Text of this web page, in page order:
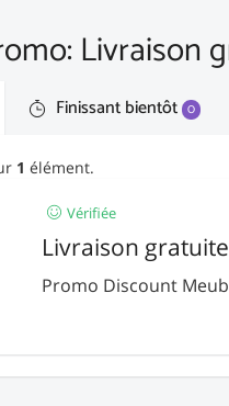
Livraison
Finissant bientôt 0
1 élément.
Vérifiée
Livraison gratuite
Promo Discount